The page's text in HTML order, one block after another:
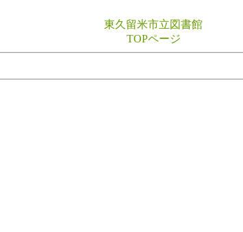
東久留米市立図書館
TOPページ